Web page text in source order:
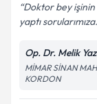
Metni
Doktor bey işinin
yaptı
Op. Dr. Melik
MİMAR SİNAN
KORDON